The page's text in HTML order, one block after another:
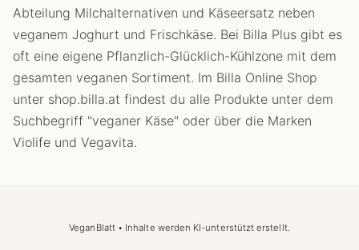
Abteilung Milchalternativen und Käseersatz neben
veganem Joghurt und Frischkäse. Bei Billa Plus gibt es
oft eine eigene Pflanzlich-Glücklich-Kühlzone mit dem
gesamten veganen Sortiment. Im Billa Online Shop
unter shop.billa.at findest du alle Produkte unter dem
Suchbegriff "veganer Käse" oder über die Marken
Violife und Vegavita.
VeganBlatt • Inhalte werden KI-unterstützt erstellt.